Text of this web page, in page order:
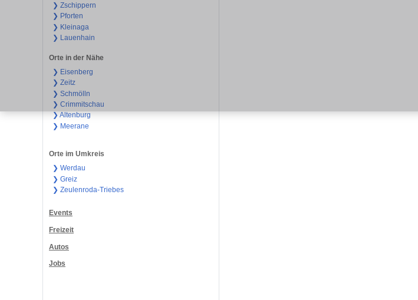
❯ Zschippern
❯ Pforten
❯ Kleinaga
❯ Lauenhain
Orte in der Nähe
❯ Eisenberg
❯ Zeitz
❯ Schmölln
❯ Crimmitschau
❯ Altenburg
❯ Meerane
Orte im Umkreis
❯ Werdau
❯ Greiz
❯ Zeulenroda-Triebes
Events
Freizeit
Autos
Jobs